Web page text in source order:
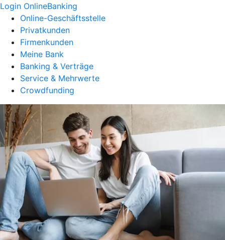
Login OnlineBanking
Online-Geschäftsstelle
Privatkunden
Firmenkunden
Meine Bank
Banking & Verträge
Service & Mehrwerte
Crowdfunding